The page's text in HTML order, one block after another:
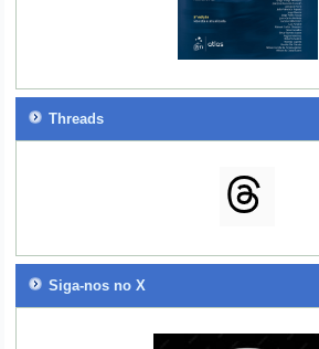
Threads
Siga-nos no X